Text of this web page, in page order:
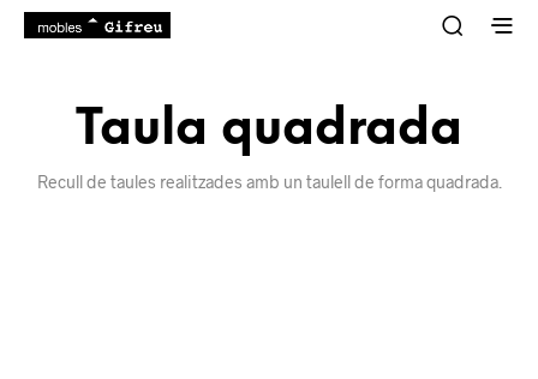
Taula quadrada
Recull de taules realitzades amb un taulell de forma quadrada.